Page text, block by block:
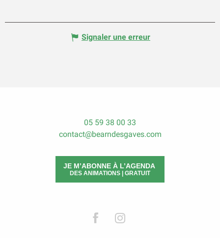
Signaler une erreur
05 59 38 00 33
contact@bearndesgaves.com
JE M’ABONNE À L’AGENDA
DES ANIMATIONS | GRATUIT